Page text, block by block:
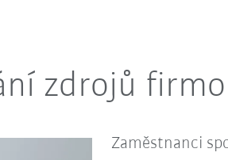
zdrojů
Zaměstnanci